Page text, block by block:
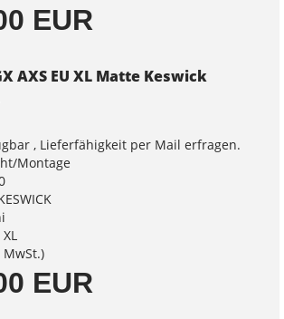
EUR
AXS EU XL Matte Keswick
, Lieferfähigkeit per Mail erfragen.
Montage
EUR